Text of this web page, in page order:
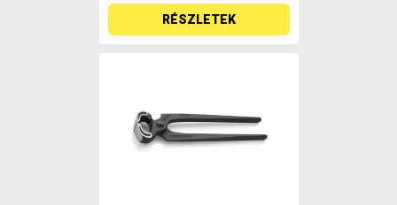
RÉSZLETEK